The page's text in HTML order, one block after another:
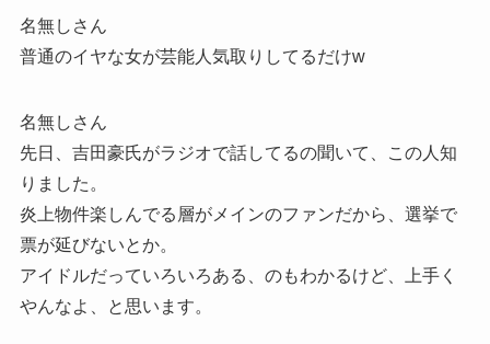
名無しさん
普通のイヤな女が芸能人気取りしてるだけw
名無しさん
先日、吉田豪氏がラジオで話してるの聞いて、この人知
りました。
炎上物件楽しんでる層がメインのファンだから、選挙で
票が延びないとか。
アイドルだっていろいろある、のもわかるけど、上手く
やんなよ、と思います。